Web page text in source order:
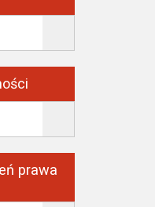
prawa